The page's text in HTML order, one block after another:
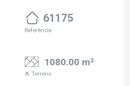
61175
Referência
1080.00 m²
A. Terreno